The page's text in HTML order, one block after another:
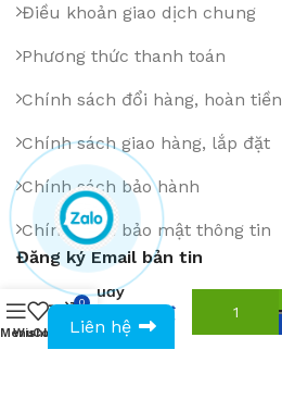
Điều khoản giao dịch chung
Phương thức thanh toán
Chính sách đổi hàng, hoàn tiền
Chính sách giao hàng, lắp đặt
Chính sách bảo hành
Chính sách bảo mật thông tin
Đăng ký Email bản tin
Cài App trên:
Ghế
quầy
GQB
060
₫
Menu
WishlistCompare
0
Cart
Liên hệ
0943594386